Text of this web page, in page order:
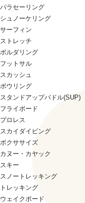
パラセーリング
シュノーケリング
サーフィン
ストレッチ
ボルダリング
フットサル
スカッシュ
ボウリング
スタンドアップパドル(SUP)
フライボード
プロレス
スカイダイビング
ボクササイズ
カヌー・カヤック
スキー
スノートレッキング
トレッキング
ウェイクボード